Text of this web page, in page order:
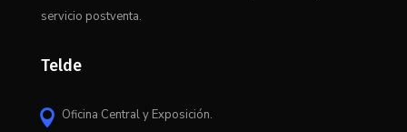
servicio postventa.
Telde
 Oficina Central y Exposición.